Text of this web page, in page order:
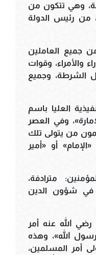
وهي تتكون من
من رئيس الدولة
جميع العاملين
والأمراء، وقوات
الشرطة، وجميع
العليا باسم
وفي العصر
من يتولى تلك
أو «أمير
مترادفة،
في شؤون الدين
رضي الله عنه أمر
الله»، وهذه
أمر المسلمين،